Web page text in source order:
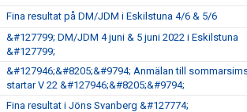
Fina resultat på DM/JDM i Eskilstuna 4/6 & 5/6
&#127799; DM/JDM 4 juni & 5 juni 2022 i Eskilstuna
&#127799;
&#127946;&#8205;&#9794; Anmälan till
startar V 22 &#127946;&#8205;&#9794;
Fina resultat i Jöns Svanberg &#127774;